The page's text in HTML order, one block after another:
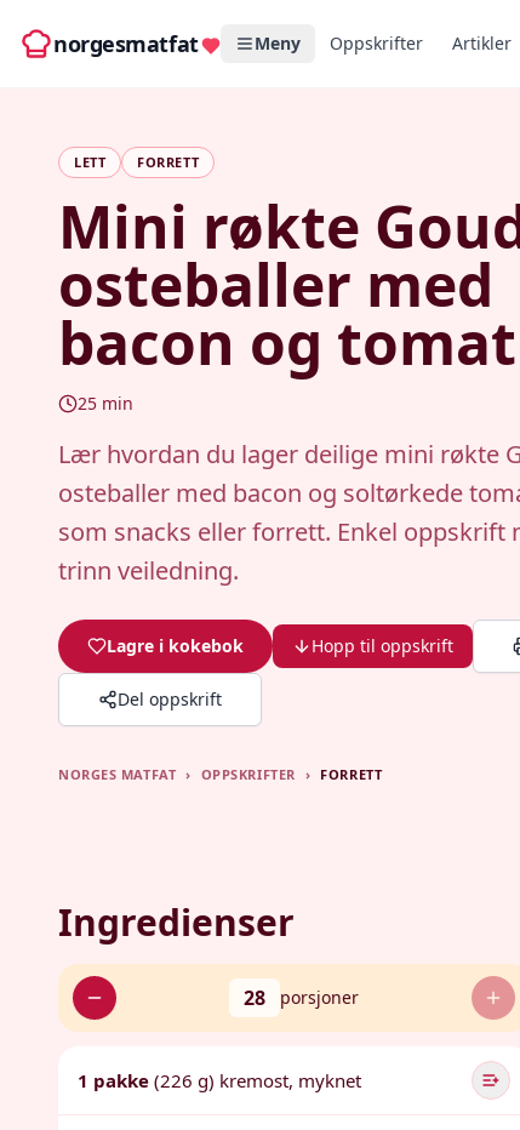
norgesmatfat Meny Oppskrifter Artikler
LETT FORRETT
Mini røkte
osteballer med
bacon og tomat
25 min
Lær hvordan du lager deilige mini røkte
osteballer med bacon og soltørkede
som snacks eller forrett. Enkel oppskrift
trinn veiledning.
Lagre i kokebok Hopp til oppskrift
Del oppskrift
NORGES MATFAT › OPPSKRIFTER › FORRETT
Ingredienser
28 porsjoner
1 pakke (226 g) kremost, myknet